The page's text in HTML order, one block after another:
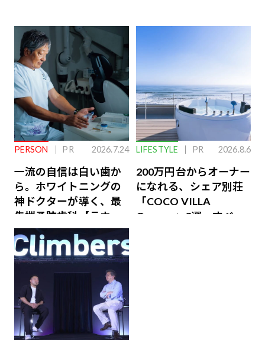
PERSON PR 2026.7.24
一流の自信は白い歯か
ら。ホワイトニングの
神ドクターが導く、最
先端予防歯科【ラウン
ジ会員特典あり】
LIFESTYLE PR 2026.8.6
200万円台からオーナー
になれる、シェア別荘
「COCO VILLA
Owners」3選。すべて